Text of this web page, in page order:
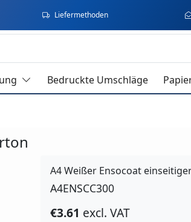
Liefermethoden
Bedruckte Umschläge
A4 Weißer Ensocoat
A4ENSCC300
€3.61 excl. VAT